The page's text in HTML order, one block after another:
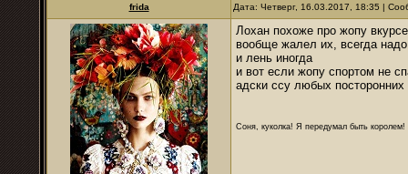
frida Дата: Четверг, 16.03.2017, 18:35 |
Лохан похоже про жопу
вообще жалел их, всегда
и лень иногда
и вот если жопу спортом не
адски ссу любых
Соня, куколка! Я передумал быть